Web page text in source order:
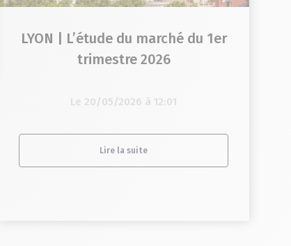
LYON | L’étude du marché du 1er
trimestre 2026
Le 20/05/2026 à 12:01
Lire la suite